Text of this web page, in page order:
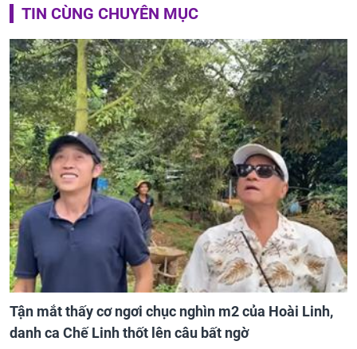
TIN CÙNG CHUYÊN MỤC
Tận mắt thấy cơ ngơi chục nghìn m2 của Hoài Linh,
danh ca Chế Linh thốt lên câu bất ngờ